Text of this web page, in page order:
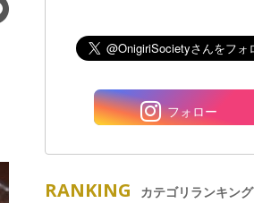
フォロー
RANKING カテゴリランキング